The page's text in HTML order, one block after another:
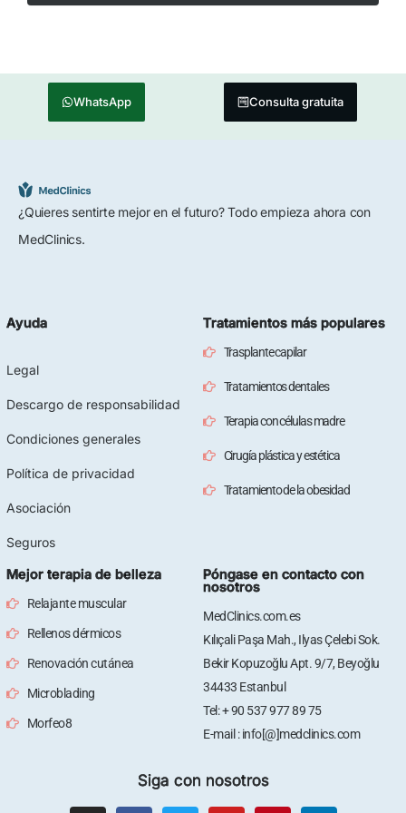
WhatsApp Consulta gratuita
¿Quieres sentirte mejor en el futuro? Todo empieza ahora con
MedClinics.
Ayuda
Legal
Descargo de responsabilidad
Condiciones generales
Política de privacidad
Asociación
Seguros
Tratamientos más populares
Trasplante capilar
Tratamientos dentales
Terapia con células madre
Cirugía plástica y estética
Tratamiento de la obesidad
Mejor terapia de belleza
Relajante muscular
Rellenos dérmicos
Renovación cutánea
Microblading
Morfeo8
Póngase en contacto con
nosotros
MedClinics.com.es
Kılıçali Paşa Mah., Ilyas Çelebi Sok.
Bekir Kopuzoğlu Apt. 9/7, Beyoğlu
34433 Estanbul
Tel: + 90 537 977 89 75
E-mail : info[@]medclinics.com
Siga con nosotros